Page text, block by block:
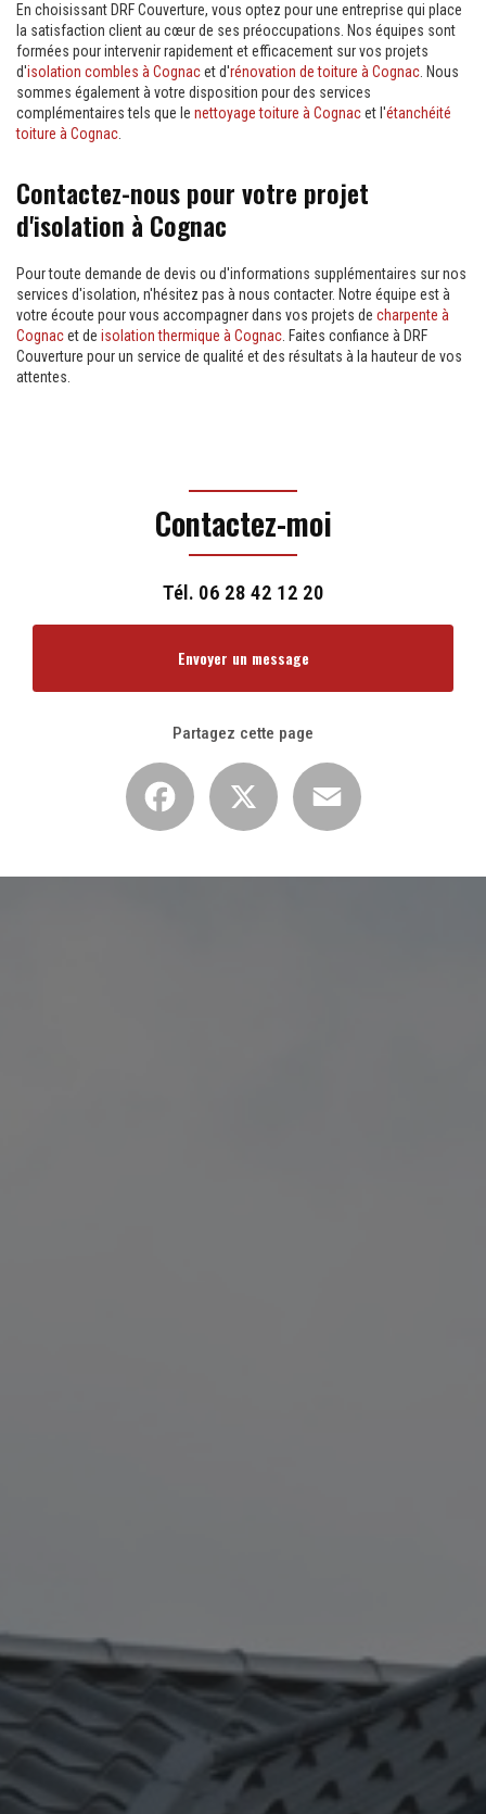
En choisissant DRF Couverture, vous optez pour une entreprise qui place
la satisfaction client au cœur de ses préoccupations. Nos équipes sont
formées pour intervenir rapidement et efficacement sur vos projets
d'isolation combles à Cognacet d'rénovation de toiture à Cognac . Nous
sommes également à votre disposition pour des services
complémentaires tels que le nettoyage toiture à Cognacet l'étanchéité
toiture à Cognac
Contactez-nous pour votre projet
d'isolation à Cognac
Pour toute demande de devis ou d'informations supplémentaires sur nos
services d'isolation, n'hésitez pas à nous contacter. Notre équipe est à
votre écoute pour vous accompagner dans vos projets de charpente à
Cognacet de isolation thermique à Cognac . Faites confiance à DRF
Couverture pour un service de qualité et des résultats à la hauteur de vos
attentes.
Contactez-moi
Tél. 06 28 42 12 20
Envoyer un message
Partagez cette page
Facebook